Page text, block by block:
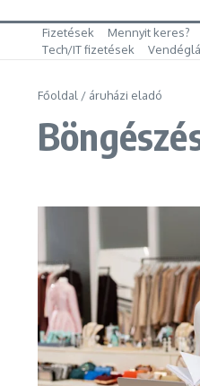
Fizetések Mennyit keres?
Tech/IT fizetések
Főoldal / áruházi eladó